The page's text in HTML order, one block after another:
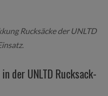
Rucksäcke der UNLTD
der UNLTD Rucksack-